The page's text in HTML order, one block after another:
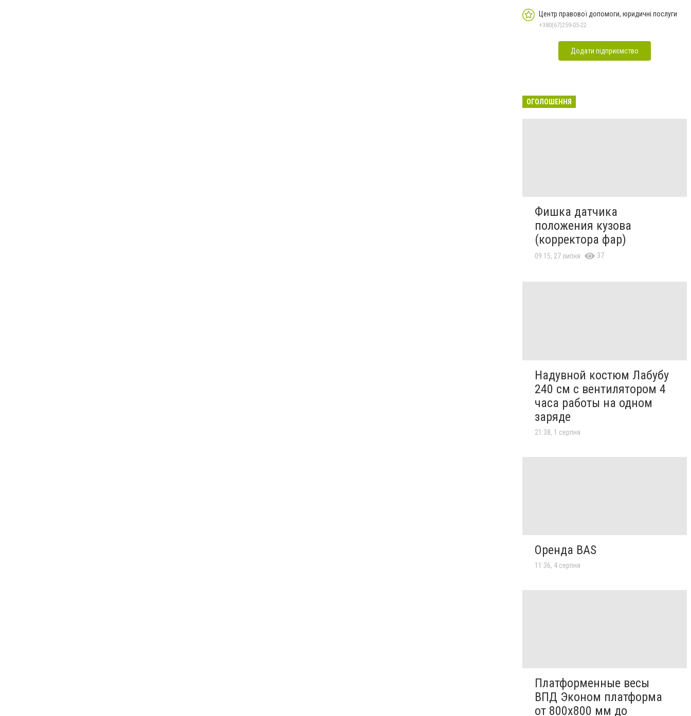
Центр правової допомоги, юридичні послуги
+380(67)259-05-22
Додати підприємство
ОГОЛОШЕННЯ
Фишка датчика
положения кузова
(корректора фар)
09:15, 27 липня 37
Надувной костюм Лабубу
240 см с вентилятором 4
часа работы на одном
заряде
21:38, 1 серпня
Оренда BAS
11:36, 4 серпня
Платформенные весы
ВПД Эконом платформа
от 800х800 мм до